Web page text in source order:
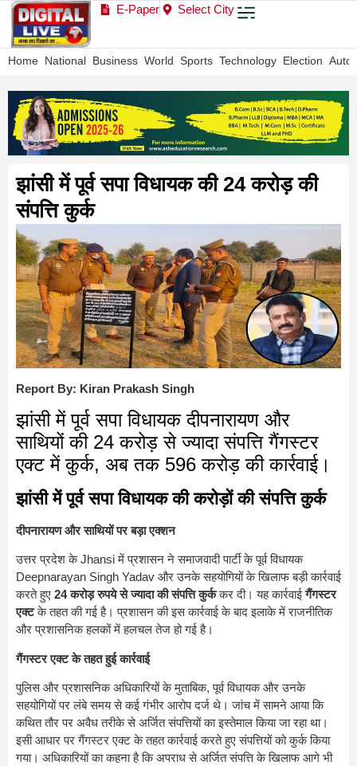
E-Paper Select City
Home National Business World Sports Technology Election Auto
झांसी में पूर्व सपा विधायक की 24 करोड़ की
संपत्ति कुर्क
Report By: Kiran Prakash Singh
झांसी में पूर्व सपा विधायक दीपनारायण और
साथियों की 24 करोड़ से ज्यादा संपत्ति गैंगस्टर
एक्ट में कुर्क, अब तक 596 करोड़ की कार्रवाई।
झांसी में पूर्व सपा विधायक की करोड़ों की संपत्ति कुर्क
दीपनारायण और साथियों पर बड़ा एक्शन
उत्तर प्रदेश केJhansiमें प्रशासन ने समाजवादी पार्टी के पूर्व विधायक
Deepnarayan Singh Yadav और उनके सहयोगियों के खिलाफ बड़ी कार्रवाई
करते हुए 24 करोड़ रुपये से ज्यादा की संपत्ति कुर्ककर दी। यह कार्रवाईगैंगस्टर
एक्टके तहत की गई है। प्रशासन की इस कार्रवाई के बाद इलाके में राजनीतिक
और प्रशासनिक हलकों में हलचल तेज हो गई है।
गैंगस्टर एक्ट के तहत हुई कार्रवाई
पुलिस और प्रशासनिक अधिकारियों के मुताबिक, पूर्व विधायक और उनके
सहयोगियों पर लंबे समय से कई गंभीर आरोप दर्ज थे। जांच में सामने आया कि
कथित तौर पर अवैध तरीके से अर्जित संपत्तियों का इस्तेमाल किया जा रहा था।
इसी आधार पर गैंगस्टर एक्ट के तहत कार्रवाई करते हुए संपत्तियों को कुर्क किया
गया। अधिकारियों का कहना है कि अपराध से अर्जित संपत्ति के खिलाफ आगे भी